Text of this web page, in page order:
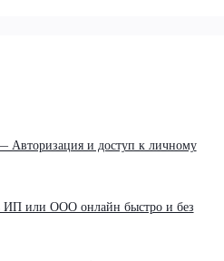
Авторизация и доступ к личному
ИП или ООО онлайн быстро и без